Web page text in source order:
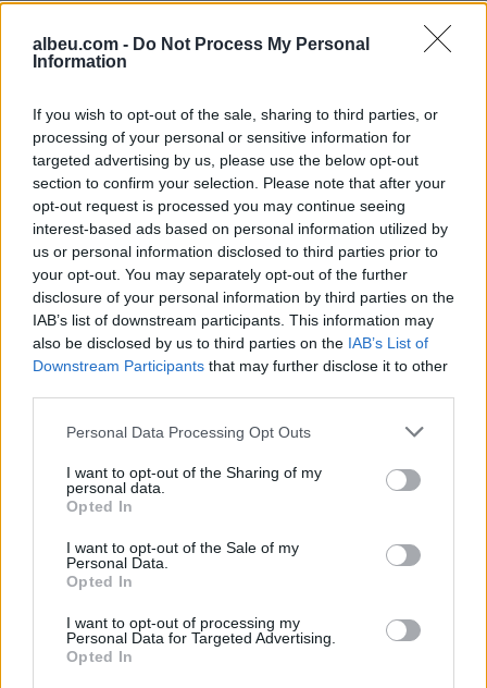
albeu.com - Do Not Process My Personal
Information
If you wish to opt-out of the sale, sharing to third parties, or
processing of your personal or sensitive information for
targeted advertising by us, please use the below opt-out
section to confirm your selection. Please note that after your
opt-out request is processed you may continue seeing
interest-based ads based on personal information utilized by
us or personal information disclosed to third parties prior to
your opt-out. You may separately opt-out of the further
disclosure of your personal information by third parties on the
IAB’s list of downstream participants. This information may
also be disclosed by us to third parties on the IAB’s List of
Downstream Participants that may further disclose it to other
Personal Data Processing Opt Outs
I want to opt-out of the Sharing of my
personal data.
Opted In
I want to opt-out of the Sale of my
Personal Data.
Opted In
I want to opt-out of processing my
Personal Data for Targeted Advertising.
Opted In
Shtuarmë 16.05.2024 21:32
Tags:
kuvendi , oligarket opozita
privatizimi , prona , PS , shtetërore
Qytetarët mblidhen në
sheshin “Skënderbej” në
ditën e 68-të të protestës
kundër Ramës, kërkojnë
largimin e tij
Trump favorizon JD
mundshëm për zgjedhjet
presidenciale të vitit
Washington Post